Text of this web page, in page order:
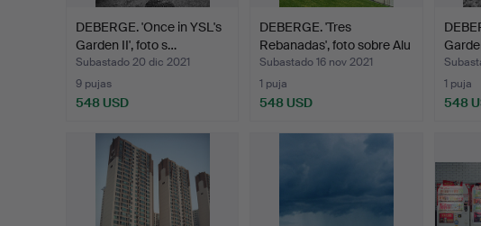
DEBERGE. 'Once in YSL's
Garden II', foto s…
Subastado 20 dic 2021
9 pujas
548 USD
DEBERGE. 'Tres
Rebanadas', foto sobre Alu
…
Subastado 16 nov 2021
1 puja
548 USD
1 puja
548